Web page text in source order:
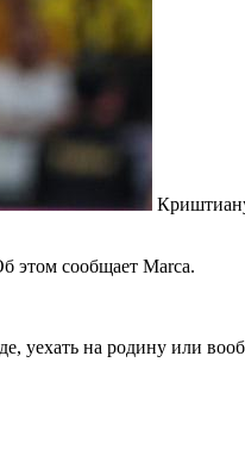
этом сообщает Marca.
уехать на родину или